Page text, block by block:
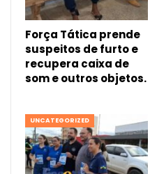
Força Tática prende
suspeitos de furto e
recupera caixa de
som e outros objetos.
UNCATEGORIZED